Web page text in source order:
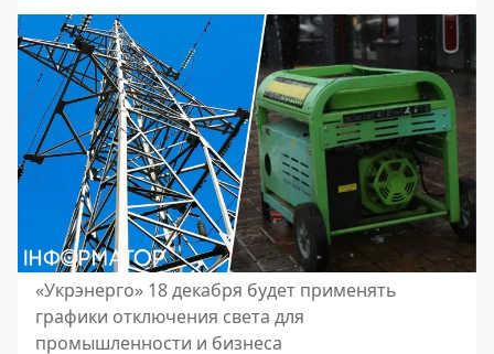
«Укрэнерго» 18 декабря будет применять
графики отключения света для
промышленности и бизнеса